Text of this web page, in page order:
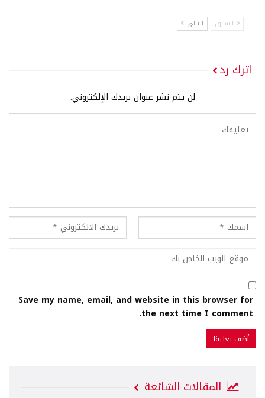
السابق التالي
اترك رد
لن يتم نشر عنوان بريدك الإلكتروني.
Save my name, email, and website in this browser for
the next time I comment.
المقالات الشائعة